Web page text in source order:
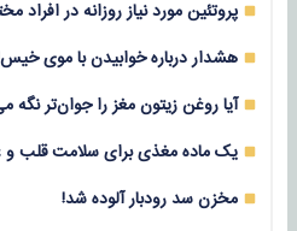
پروتئین مورد نیاز روزانه در
هشدار درباره خوابیدن با موی
آیا روغن زیتون مغز را جوان‌تر نگه
یک ماده مغذی برای سلامت قلب و
مخزن سد رودبار آلوده شد!